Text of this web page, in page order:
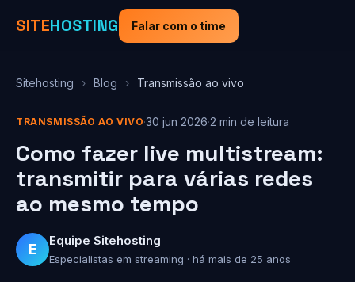
SITEHOSTING Falar com o time
Sitehosting › Blog › Transmissão ao vivo
TRANSMISSÃO AO VIVO·30 jun 2026·2 min de leitura
Como fazer live multistream:
transmitir para várias redes
ao mesmo tempo
E
Equipe Sitehosting
Especialistas em streaming · há mais de 25 anos